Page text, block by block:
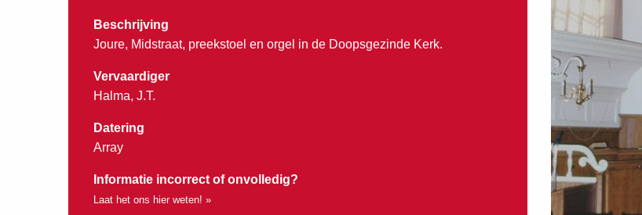
Beschrijving
Joure, Midstraat, preekstoel en orgel in de Doopsgezinde Kerk.
Vervaardiger
Halma, J.T.
Datering
Array
Informatie incorrect of onvolledig?
Laat het ons hier weten! »